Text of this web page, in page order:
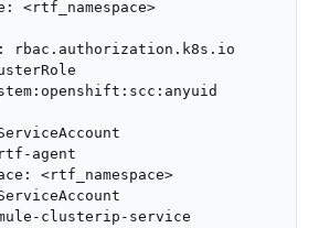
<rtf_namespace>
rbac.authorization.k8s.io
agent
<rtf_namespace>
clusterip-service